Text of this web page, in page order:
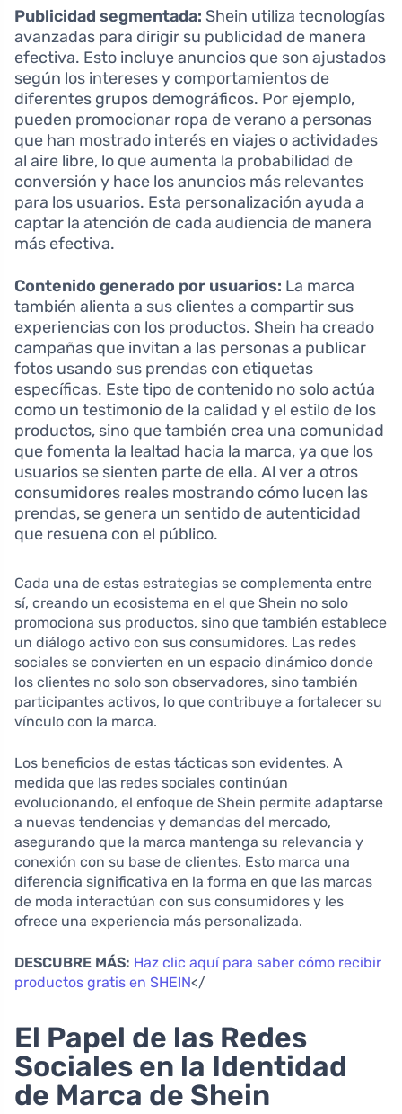
Publicidad segmentada: Shein utiliza tecnologías
avanzadas para dirigir su publicidad de manera
efectiva. Esto incluye anuncios que son ajustados
según los intereses y comportamientos de
diferentes grupos demográficos. Por ejemplo,
pueden promocionar ropa de verano a personas
que han mostrado interés en viajes o actividades
al aire libre, lo que aumenta la probabilidad de
conversión y hace los anuncios más relevantes
para los usuarios. Esta personalización ayuda a
captar la atención de cada audiencia de manera
más efectiva.
Contenido generado por usuarios: La marca
también alienta a sus clientes a compartir sus
experiencias con los productos. Shein ha creado
campañas que invitan a las personas a publicar
fotos usando sus prendas con etiquetas
específicas. Este tipo de contenido no solo actúa
como un testimonio de la calidad y el estilo de los
productos, sino que también crea una comunidad
que fomenta la lealtad hacia la marca, ya que los
usuarios se sienten parte de ella. Al ver a otros
consumidores reales mostrando cómo lucen las
prendas, se genera un sentido de autenticidad
que resuena con el público.
Cada una de estas estrategias se complementa entre
sí, creando un ecosistema en el que Shein no solo
promociona sus productos, sino que también establece
un diálogo activo con sus consumidores. Las redes
sociales se convierten en un espacio dinámico donde
los clientes no solo son observadores, sino también
participantes activos, lo que contribuye a fortalecer su
vínculo con la marca.
Los beneficios de estas tácticas son evidentes. A
medida que las redes sociales continúan
evolucionando, el enfoque de Shein permite adaptarse
a nuevas tendencias y demandas del mercado,
asegurando que la marca mantenga su relevancia y
conexión con su base de clientes. Esto marca una
diferencia significativa en la forma en que las marcas
de moda interactúan con sus consumidores y les
ofrece una experiencia más personalizada.
DESCUBRE MÁS: Haz clic aquí para saber cómo recibir
productos gratis en SHEIN</
El Papel de las Redes
Sociales en la Identidad
de Marca de Shein